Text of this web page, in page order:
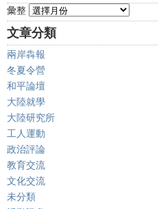
彙整
文章分類
兩岸犇報
冬夏令營
和平論壇
大陸就學
大陸研究所
工人運動
政治評論
教育交流
文化交流
未分類